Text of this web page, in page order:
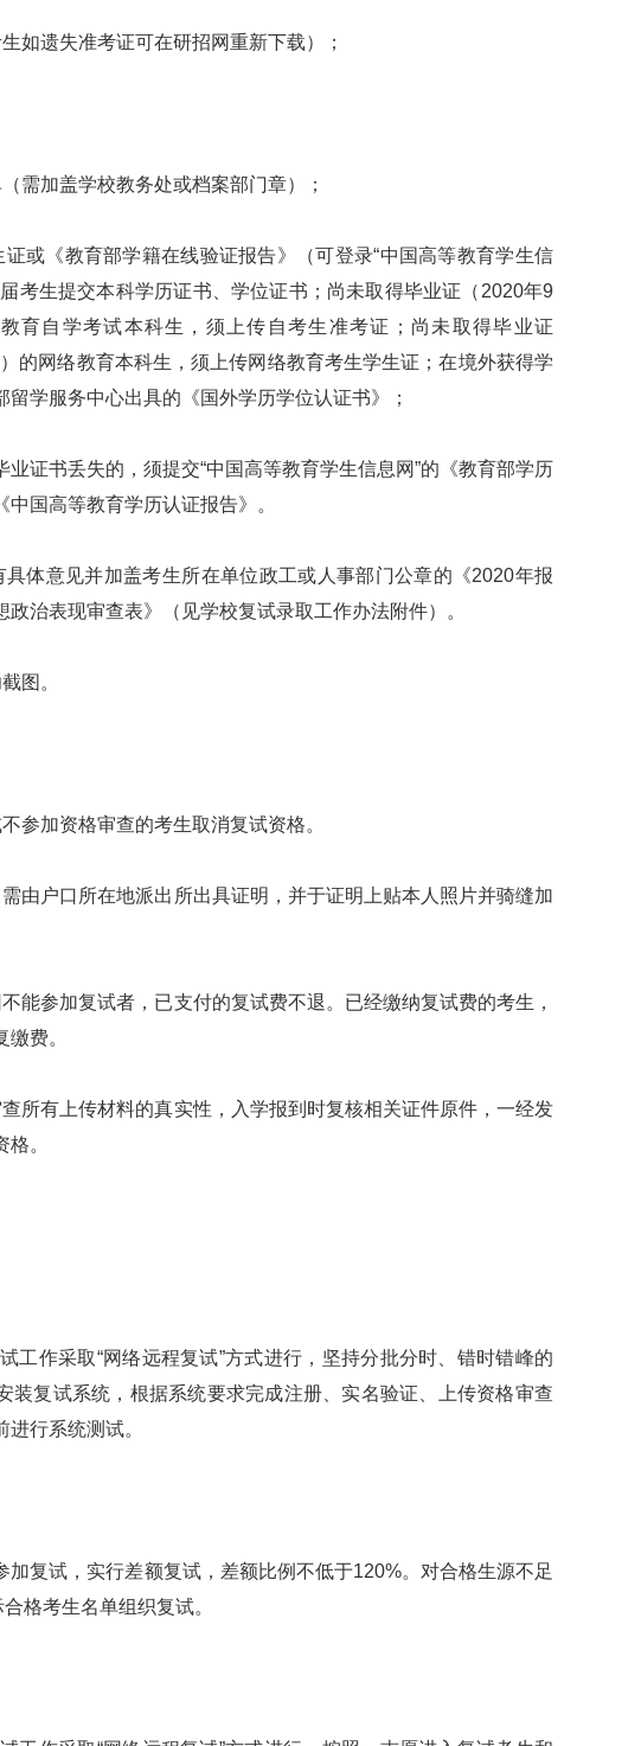
遗失准考证可在研招网重新下载）；
加盖学校教务处或档案部门章）；
《教育部学籍在线验证报告》（可登录“中国高等教育学生信
考生提交本科学历证书、学位证书；尚未取得毕业证（2020年9
育自学考试本科生，须上传自考生准考证；尚未取得毕业证
的网络教育本科生，须上传网络教育考生学生证；在境外获得学
留学服务中心出具的《国外学历学位认证书》；
书丢失的，须提交“中国高等教育学生信息网”的《教育部学历
国高等教育学历认证报告》。
意见并加盖考生所在单位政工或人事部门公章的《2020年报
治表现审查表》（见学校复试录取工作办法附件）。
图。
加资格审查的考生取消复试资格。
户口所在地派出所出具证明，并于证明上贴本人照片并骑缝加
参加复试者，已支付的复试费不退。已经缴纳复试费的考生，
费。
有上传材料的真实性，入学报到时复核相关证件原件，一经发
。
作采取“网络远程复试”方式进行，坚持分批分时、错时错峰的
装复试系统，根据系统要求完成注册、实名验证、上传资格审查
行系统测试。
复试，实行差额复试，差额比例不低于120%。对合格生源不足
格考生名单组织复试。